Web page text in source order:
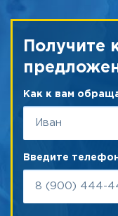
Получите
Как к вам
Введите